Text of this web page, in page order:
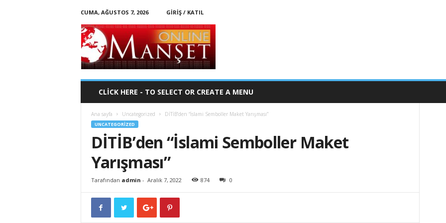
CUMA, AĞUSTOS 7, 2026
GIRIŞ / KATIL
O
n
i
n
CLICK HERE - TO SELECT OR CREATE A MENU
Ana sayfa Uncategorized DİTİB’den “İslami Semboller Maket Yarışması”
UNCATEGORIZED
DİTİB’den “İslami Semboller Maket
Yarışması”
Tarafından admin - Aralık 7, 2022 874 0